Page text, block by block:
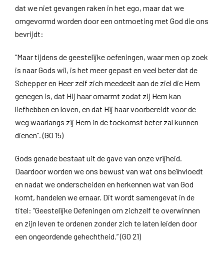
dat we niet gevangen raken in het ego, maar dat we
omgevormd worden door een ontmoeting met God die ons
bevrijdt:
“Maar tijdens de geestelijke oefeningen, waar men op zoek
is naar Gods wil, is het meer gepast en veel beter dat de
Schepper en Heer zelf zich meedeelt aan de ziel die Hem
genegen is, dat Hij haar omarmt zodat zij Hem kan
liefhebben en loven, en dat Hij haar voorbereidt voor de
weg waarlangs zij Hem in de toekomst beter zal kunnen
dienen”. (GO 15)
Gods genade bestaat uit de gave van onze vrijheid.
Daardoor worden we ons bewust van wat ons beïnvloedt
en nadat we onderscheiden en herkennen wat van God
komt, handelen we ernaar. Dit wordt samengevat in de
titel: “Geestelijke Oefeningen om zichzelf te overwinnen
en zijn leven te ordenen zonder zich te laten leiden door
een ongeordende gehechtheid.” (GO 21)